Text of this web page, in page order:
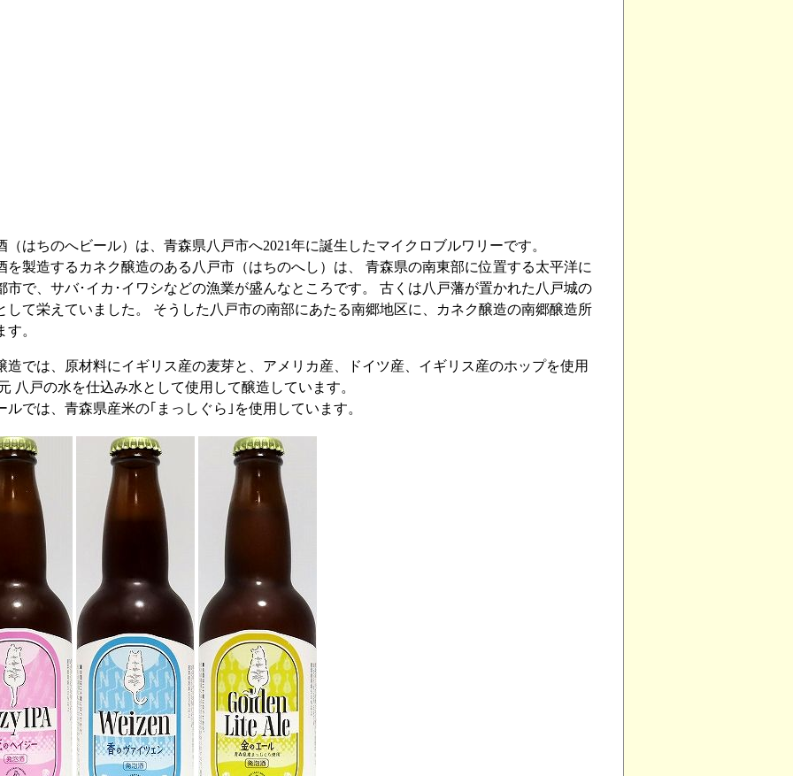
（はちのへビール）は、青森県八戸市へ2021年に誕生したマイクロブルワリーです。
を製造するカネク醸造のある八戸市（はちのへし）は、 青森県の南東部に位置する太平洋に
市で、サバ･イカ･イワシなどの漁業が盛んなところです。 古くは八戸藩が置かれた八戸城の
して栄えていました。 そうした八戸市の南部にあたる南郷地区に、カネク醸造の南郷醸造所
す。
造では、原材料にイギリス産の麦芽と、アメリカ産、ドイツ産、イギリス産のホップを使用
八戸の水を仕込み水として使用して醸造しています。
ルでは、青森県産米の｢まっしぐら｣を使用しています。